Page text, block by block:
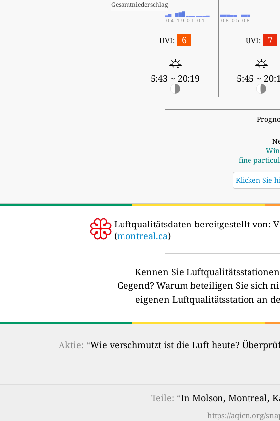
Gesamtniederschlag
0.4 1.9 0.1 0.1 0.8 0.5 0.8
UVI: 6
5:43 ~ 20:19
UVI: 7
5:45 ~
fine
Klicken Sie
Luftqualitätsdaten bereitgestellt von:
(montreal.ca)
Kennen Sie
Gegend? Warum beteiligen Sie sich
eigenen Luftqualitätsstation an
Aktie: “Wie verschmutzt ist die Luft heute?
Teile: “In Molson, Montreal,
https://aqicn.org/